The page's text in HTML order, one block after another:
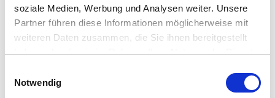
soziale Medien, Werbung und Analysen weiter. Unsere
Partner führen diese Informationen möglicherweise mit
weiteren Daten zusammen, die Sie ihnen bereitgestellt
haben oder die sie im Rahmen Ihrer Nutzung der Dienste
Notwendig
BUCH DES MONATS SOZIALVERSICHERUNG FAMILIE
Das Handbuch zum Sozialstaat
30.07.2026
Die Schweizer Sozialwerke sind organisch
gewachsen und verändern sich sprunghaft und
punktuell. Ein Sachbuch zu Geschichte, Struktur